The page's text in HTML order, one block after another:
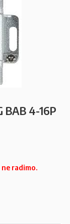
BAB 4-16P
radimo.